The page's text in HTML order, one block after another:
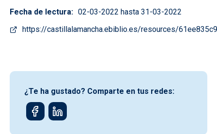
Fecha de lectura
02-03-2022 hasta 31-03-2022
https://castillalamancha.ebiblio.es/resources/
¿Te ha gustado? Comparte en tus redes: